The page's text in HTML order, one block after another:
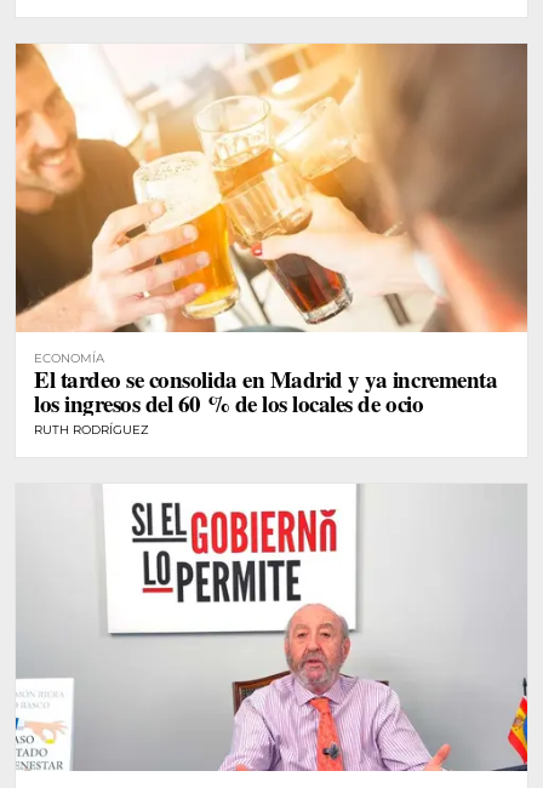
ECONOMÍA
El tardeo se consolida en Madrid y ya incrementa
los ingresos del 60 % de los locales de ocio
RUTH RODRÍGUEZ